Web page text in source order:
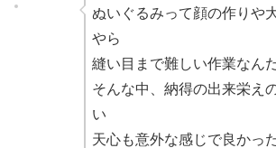
ぬいぐるみって顔の作りや
やら
縫い目まで難しい作業なん
そんな中、納得の出来栄え
い
天心も意外な感じで良かっ